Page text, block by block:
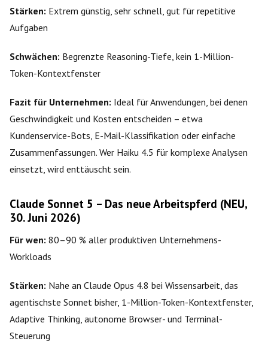
Stärken: Extrem günstig, sehr schnell, gut für repetitive
Aufgaben
Schwächen: Begrenzte Reasoning-Tiefe, kein 1-Million-
Token-Kontextfenster
Fazit für Unternehmen: Ideal für Anwendungen, bei denen
Geschwindigkeit und Kosten entscheiden – etwa
Kundenservice-Bots, E-Mail-Klassifikation oder einfache
Zusammenfassungen. Wer Haiku 4.5 für komplexe Analysen
einsetzt, wird enttäuscht sein.
Claude Sonnet 5 – Das neue Arbeitspferd (NEU,
30. Juni 2026)
Für wen: 80–90 % aller produktiven Unternehmens-
Workloads
Stärken: Nahe an Claude Opus 4.8 bei Wissensarbeit, das
agentischste Sonnet bisher, 1-Million-Token-Kontextfenster,
Adaptive Thinking, autonome Browser- und Terminal-
Steuerung